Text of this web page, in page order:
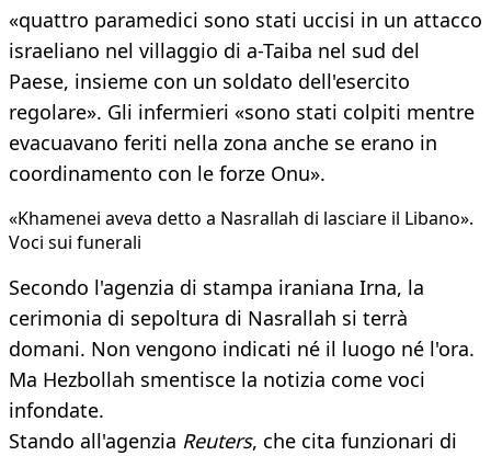
«quattro paramedici sono stati uccisi in un attacco
israeliano nel villaggio di a-Taiba nel sud del
Paese, insieme con un soldato dell'esercito
regolare». Gli infermieri «sono stati colpiti mentre
evacuavano feriti nella zona anche se erano in
coordinamento con le forze Onu».
«Khamenei aveva detto a Nasrallah di lasciare il Libano».
Voci sui funerali
Secondo l'agenzia di stampa iraniana Irna, la
cerimonia di sepoltura di Nasrallah si terrà
domani. Non vengono indicati né il luogo né l'ora.
Ma Hezbollah smentisce la notizia come voci
infondate.
Stando all'agenzia Reuters, che cita funzionari di